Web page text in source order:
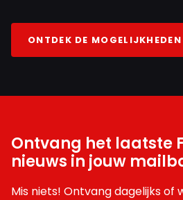
ONTDEK DE MOGELIJKHEDEN
Ontvang het laatste
nieuws in jouw
Mis niets! Ontvang dagelijks of